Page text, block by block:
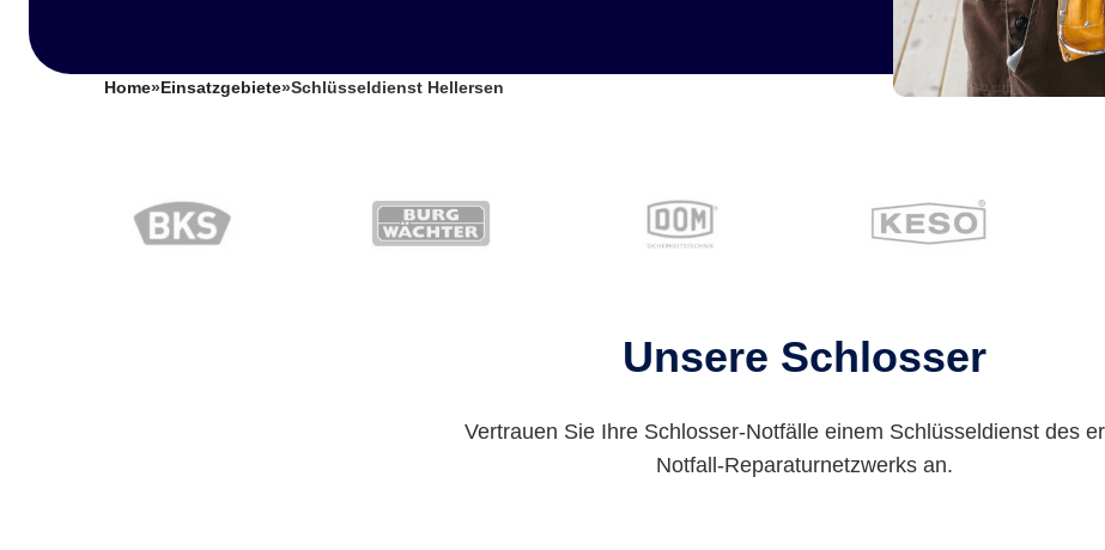
Home» Einsatzgebiete»Schlüsseldienst Hellersen
Unsere Schlosser
Vertrauen Sie Ihre Schlosser-Notfälle einem Schlüsseldienst des
Notfall-Reparaturnetzwerks an.